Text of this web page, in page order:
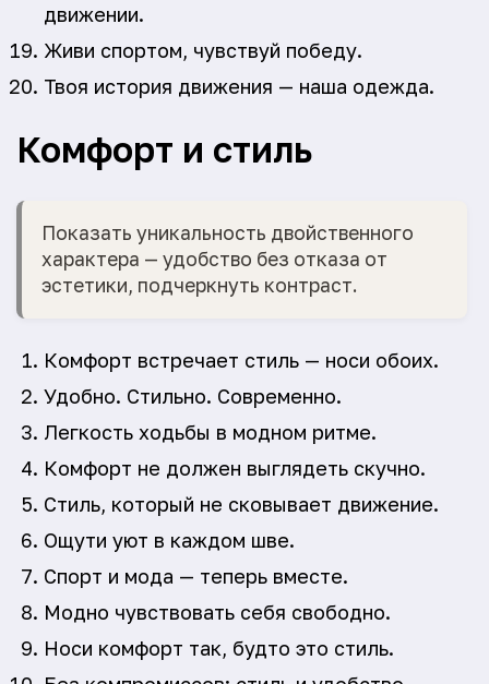
движении.
Живи спортом, чувствуй победу.
Твоя история движения — наша одежда.
Комфорт и стиль
Показать уникальность двойственного
характера — удобство без отказа от
эстетики, подчеркнуть контраст.
Комфорт встречает стиль — носи обоих.
Удобно. Стильно. Современно.
Легкость ходьбы в модном ритме.
Комфорт не должен выглядеть скучно.
Стиль, который не сковывает движение.
Ощути уют в каждом шве.
Спорт и мода — теперь вместе.
Модно чувствовать себя свободно.
Носи комфорт так, будто это стиль.